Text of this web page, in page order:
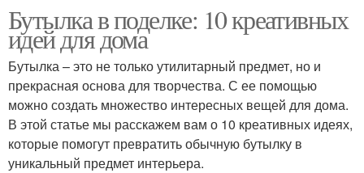
Бутылка в поделке: 10 креативных
идей для дома
Бутылка – это не только утилитарный предмет, но и
прекрасная основа для творчества. С ее помощью
можно создать множество интересных вещей для дома.
В этой статье мы расскажем вам о 10 креативных идеях,
которые помогут превратить обычную бутылку в
уникальный предмет интерьера.